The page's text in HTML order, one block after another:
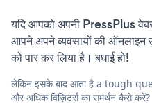
यदि आपको अपनी PressPlus
आपने अपने व्यवसायों की ऑनलाइन
को पार कर लिया है। बधाई हो!
लेकिन इसके बाद आता है a tough
और अधिक विज़िटर्स का समर्थन कैसे करें?